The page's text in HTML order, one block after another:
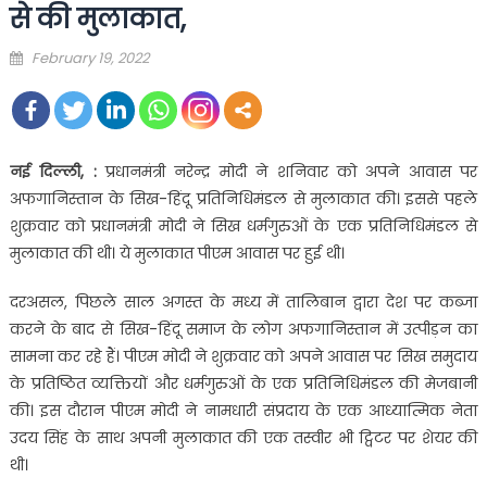
से की मुलाकात,
Posted
February 19, 2022
नई दिल्ली, :प्रधानमंत्री नरेन्द्र मोदी ने शनिवार को अपने आवास पर
अफगानिस्तान के सिख-हिंदू प्रतिनिधिमंडल से मुलाकात की। इससे पहले
शुक्रवार को प्रधानमंत्री मोदी ने सिख धर्मगुरुओं के एक प्रतिनिधिमंडल से
मुलाकात की थी। ये मुलाकात पीएम आवास पर हुई थी।
दरअसल, पिछले साल अगस्त के मध्य में तालिबान द्वारा देश पर कब्जा
करने के बाद से सिख-हिंदू समाज के लोग अफगानिस्तान में उत्पीड़न का
सामना कर रहे हैं। पीएम मोदी ने शुक्रवार को अपने आवास पर सिख समुदाय
के प्रतिष्ठित व्यक्तियों और धर्मगुरुओं के एक प्रतिनिधिमंडल की मेजबानी
की। इस दौरान पीएम मोदी ने नामधारी संप्रदाय के एक आध्यात्मिक नेता
उदय सिंह के साथ अपनी मुलाकात की एक तस्वीर भी ट्विटर पर शेयर की
थी।